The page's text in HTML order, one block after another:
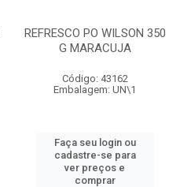
REFRESCO PO WILSON 350
G MARACUJA
Código: 43162
Embalagem: UN\1
Faça seu login ou
cadastre-se para
ver preços e
comprar